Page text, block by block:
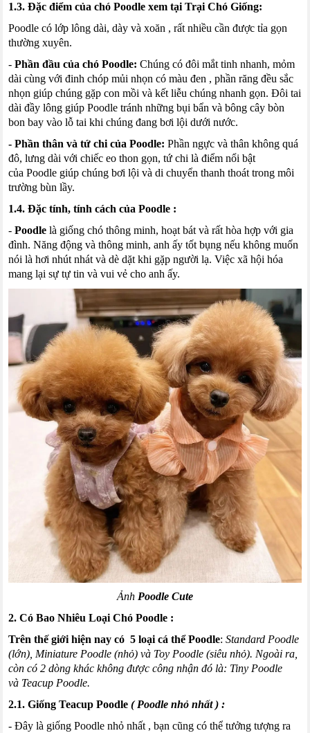
1.3. Đặc điểm của chóPoodle xem tạiTrại Chó Giống:
Poodle có lớp lông dài,dày và xoăn ,rất nhiều cần được tỉa gọn
thường xuyên.
-Phần đầu của chóPoodle: Chúng có đôi mắt tinh nhanh,mỏm
dài cùng với đinh chóp mủi nhọn có màu đen ,phần răng đều sắc
nhọn giúp chúng gặp con mồi vàkết liễu chúng nhanh gọn. Đôi tai
dài đầy lông giúpPoodle tránh những bụi bẩn và bông cây bòn
bon bay vàolỗ tai khi chúng đang bơi lội dưới nước.
- Phần thân và tứ chi củaPoodle: Phần ngực và thân không quá
đô, lưng dài vớichiếc eo thon gọn, tứ chi là điểm nổi bật
củaPoodle giúp chúng bơi lội và di chuyển thanh thoát trong môi
trường bùn lầy.
1.4. Đặc tính,tính cách củaPoodle :
-Poodle là giống chó thông minh, hoạt bát và rất hòa hợp với gia
đình.Năng động và thông minh, anh ấy tốt bụng nếu không muốn
nói là hơi nhút nhát và dè dặt khi gặp người lạ.Việc xã hội hóa
mang lại sự tự tin và vui vẻ cho anh ấy.
Ảnh Poodle Cute
2. Có Bao Nhiêu Loại ChóPoodle :
Trên thế giới hiện nay có 5 loại cá thểPoodle:Standard Poodle
(lớn),Miniature Poodle (nhỏ)và Toy Poodle (siêu nhỏ). Ngoài ra,
còn có 2 dòng khác không được công nhận đó là: Tiny Poodle
và Teacup Poodle.
2.1. GiốngTeacup Poodle (Poodle nhỏ nhất) :
- Đây là giốngPoodle nhỏ nhất,bạn cũng có thể tưởng tượng ra